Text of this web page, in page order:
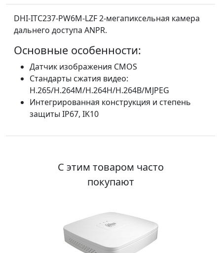
DHI-ITC237-PW6M-LZF 2-мегапиксельная камера
дальнего доступа ANPR.
Основные особенности:
Датчик изображения CMOS
Стандарты сжатия видео:
H.265/H.264M/H.264H/H.264B/MJPEG
Интегрированная конструкция и степень
защиты IP67, IK10
С этим товаром часто
покупают